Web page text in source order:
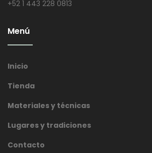
+52 1 443 228 0813
Menú
Inicio
Tienda
Materiales y técnicas
Lugares y tradiciones
Contacto